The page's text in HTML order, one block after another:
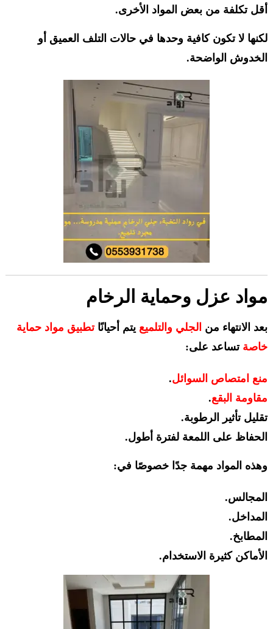
أقل تكلفة من بعض المواد الأخرى.
لكنها لا تكون كافية وحدها في حالات التلف العميق أو
الخدوش الواضحة.
مواد عزل وحماية الرخام
بعد الانتهاء من الجلي والتلميع يتم أحيانًاتطبيق مواد حماية
خاصة تساعد على:
منع امتصاص السوائل.
مقاومة البقع.
تقليل تأثير الرطوبة.
الحفاظ على اللمعة لفترة أطول.
وهذه المواد مهمة جدًا خصوصًا في:
المجالس.
المداخل.
المطابخ.
الأماكن كثيرة الاستخدام.